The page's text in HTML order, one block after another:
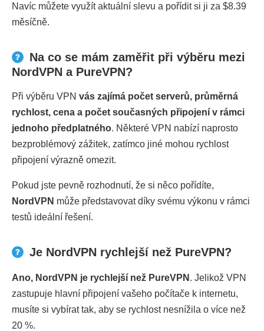
Navíc můžete využít aktuální slevu a pořídit si ji za $8.39
měsíčně.
Na co se mám zaměřit při výběru mezi
NordVPN a PureVPN?
Při výběru VPN vás zajímá počet serverů, průměrná
rychlost, cena a počet současných připojení v rámci
jednoho předplatného. Některé VPN nabízí naprosto
bezproblémový zážitek, zatímco jiné mohou rychlost
připojení výrazně omezit.
Pokud jste pevně rozhodnutí, že si něco pořídíte,
NordVPN může představovat díky svému výkonu v rámci
testů ideální řešení.
Je NordVPN rychlejší než PureVPN?
Ano, NordVPN je rychlejší než PureVPN . Jelikož VPN
zastupuje hlavní připojení vašeho počítače k internetu,
musíte si vybírat tak, aby se rychlost nesnížila o více než
20 %.